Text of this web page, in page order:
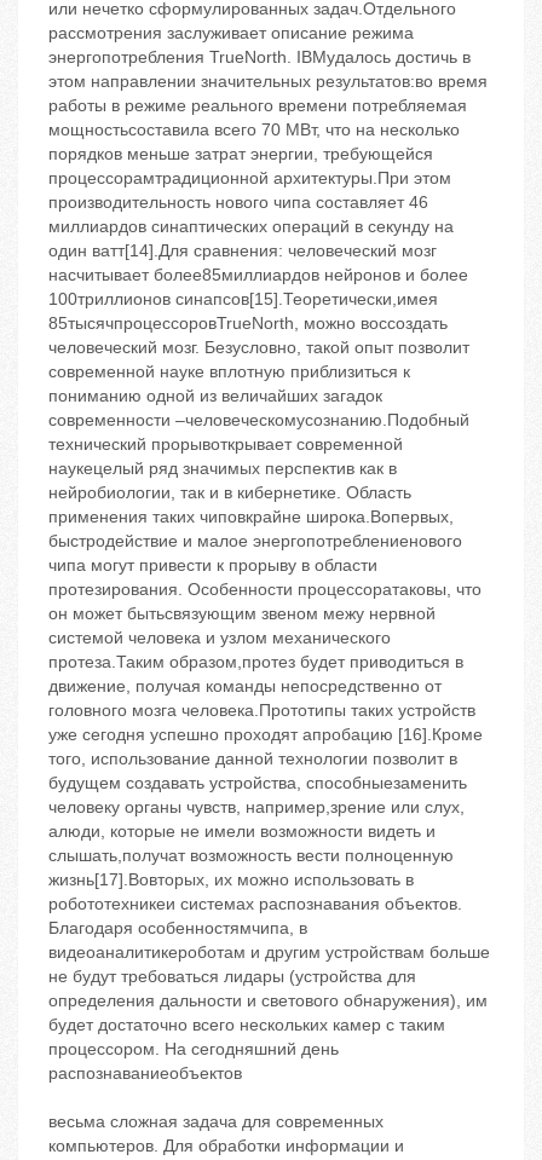
или нечетко сформулированных задач.Отдельного
рассмотрения заслуживает описание режима
энергопотребления TrueNorth. IBMудалось достичь в
этом направлении значительных результатов:во время
работы в режиме реального времени потребляемая
мощностьсоставила всего 70 МВт, что на несколько
порядков меньше затрат энергии, требующейся
процессорамтрадиционной архитектуры.При этом
производительность нового чипа составляет 46
миллиардов синаптических операций в секунду на
один ватт[14].Для сравнения: человеческий мозг
насчитывает более85миллиардов нейронов и более
100триллионов синапсов[15].Теоретически,имея
85тысячпроцессоровTrueNorth, можно воссоздать
человеческий мозг. Безусловно, такой опыт позволит
современной науке вплотную приблизиться к
пониманию одной из величайших загадок
современности –человеческомусознанию.Подобный
технический прорывоткрывает современной
наукецелый ряд значимых перспектив как в
нейробиологии, так и в кибернетике. Область
применения таких чиповкрайне широка.Вопервых,
быстродействие и малое энергопотреблениенового
чипа могут привести к прорыву в области
протезирования. Особенности процессоратаковы, что
он может бытьсвязующим звеном межу нервной
системой человека и узлом механического
протеза.Таким образом,протез будет приводиться в
движение, получая команды непосредственно от
головного мозга человека.Прототипы таких устройств
уже сегодня успешно проходят апробацию [16].Кроме
того, использование данной технологии позволит в
будущем создавать устройства, способныезаменить
человеку органы чувств, например,зрение или слух,
алюди, которые не имели возможности видеть и
слышать,получат возможность вести полноценную
жизнь[17].Вовторых, их можно использовать в
робототехникеи системах распознавания объектов.
Благодаря особенностямчипа, в
видеоаналитикероботам и другим устройствам больше
не будут требоваться лидары (устройства для
определения дальности и светового обнаружения), им
будет достаточно всего нескольких камер с таким
процессором. На сегодняшний день
распознаваниеобъектов
весьма сложная задача для современных
компьютеров. Для обработки информации и